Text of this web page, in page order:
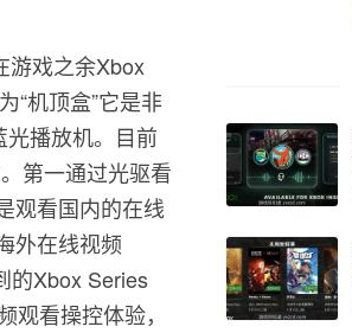
游戏之余Xbox
“机顶盒”它是非
播放机。目前
第一通过光驱看
观看国内的在线
外在线视频
的Xbox Series
看操控体验，